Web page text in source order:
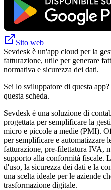
Sito web
Sevdesk è un'app cloud per la
fatturazione, utile per generare
normativa e sicurezza dei dati.
Sei lo sviluppatore di questa app?
questa scheda.
Sevdesk è una soluzione di
progettata per semplificare la
micro e piccole a medie (PMI).
per semplificare e automatizzare
fatturazione, pre-filettatura IVA,
supporto alla conformità fiscale.
d'uso, la sicurezza dei dati e la
una scelta ideale per le aziende
trasformazione digitale.